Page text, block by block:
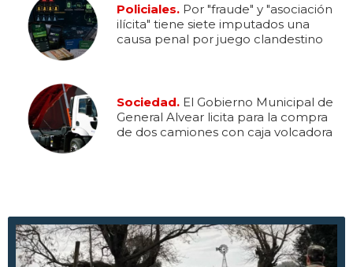
Policiales. Por "fraude" y "asociación
ilícita" tiene siete imputados una
causa penal por juego clandestino
Sociedad. El Gobierno Municipal de
General Alvear licita para la compra
de dos camiones con caja volcadora